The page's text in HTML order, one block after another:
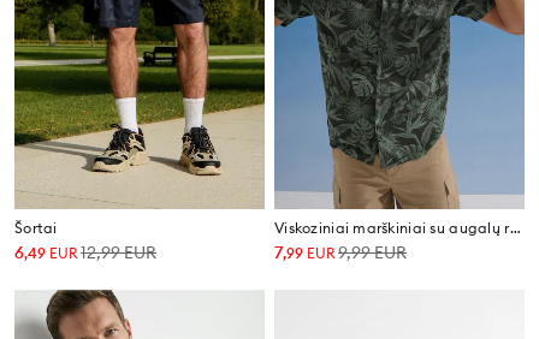
Šortai
6,49 EUR 12,99EUR
Viskoziniai marškiniai su augalų raštu
7,99 EUR 9,99EUR